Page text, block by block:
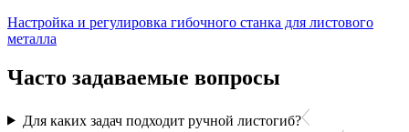
Настройка и регулировка гибочного станка для листового
металла
Часто задаваемые вопросы
Для каких задач подходит ручной листогиб?